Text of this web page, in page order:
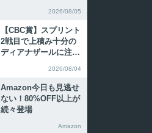
2026/08/05
【CBC賞】スプリント
2戦目で上積み十分の
ディアナザールに注
い
2026/08/04
Amazon今日も見逃せ
ない！80%OFF以上が
続々登場
Amazon